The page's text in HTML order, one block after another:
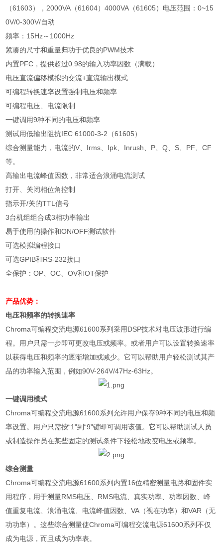
（61603）， 2000VA （61604）4000VA （61605）电压范围：0~15
0V/0-300V/自动
频率： 15Hz～ 1000Hz
紧凑的尺寸和重量归功于优良的PWM技术
内置PFC ，提供超过0.98的输入功率因数（满载）
电压直流偏移模拟的交流+直流输出模式
可编程转换速率设置强制电压和频率
可编程电压、电流限制
一键调用9种不同的电压和频率
测试用低输出阻抗IEC 61000-3-2 （61605）
综合测量能力，电流的V Irms Ipk Inrush P 、Q S PF 、CF
等。
高输出电流峰值因数，非常适合浪涌电流测试
打开、关闭相位角控制
指示开/关的TTL信号
3台机组组合成3相功率输出
易于使用的操作和ON/OFF测试软件
可选模拟编程接口
可选GPIB和RS-232接口
全保护：OP 、OC 、OV和OT保护
产品优势：
电压和频率的转换速率
Chroma可编程交流电源61600系列采用DSP技术对电压波形进行编
程。用户只需一步即可更改电压或频率。或者用户可以设置转换速率
以获得电压和频率的逐渐增加或减少。它可以帮助用户轻松测试其产
品的功率输入范围，例如90V-264V/47Hz-63Hz。
一键调用模式
Chroma可编程交流电源61600系列允许用户保存9种不同的电压和频
率设置。用户只需按“1"到“9"键即可调用该值。它可以帮助测试人员
或制造操作员在某些固定的测试条件下轻松地改变电压或频率。
综合测量
Chroma可编程交流电源61600系列内置16位精密测量电路和固件实
用程序，用于测量RMS电压、 RMS电流、真实功率、功率因数、峰
值重复电流、浪涌电流、电流峰值因数、VA （视在功率）和VAR （无
功功率）。这些综合测量使Chroma可编程交流电源61600系列不仅
成为电源，而且成为功率表。